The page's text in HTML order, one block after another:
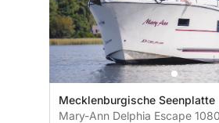
Mecklenburgische Seenplatte
Mary-Ann Delphia Escape